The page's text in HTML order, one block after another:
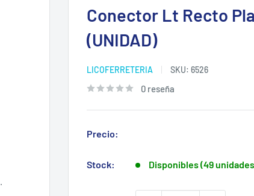
Conector Lt Recto
(UNIDAD)
LICOFERRETERIA SKU: 6526
0 reseña
Precio:
Stock: Disponibles (49